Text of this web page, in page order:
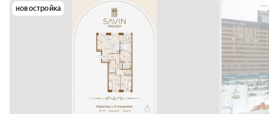
новостройка